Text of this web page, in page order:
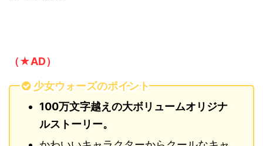
ルストーリー。